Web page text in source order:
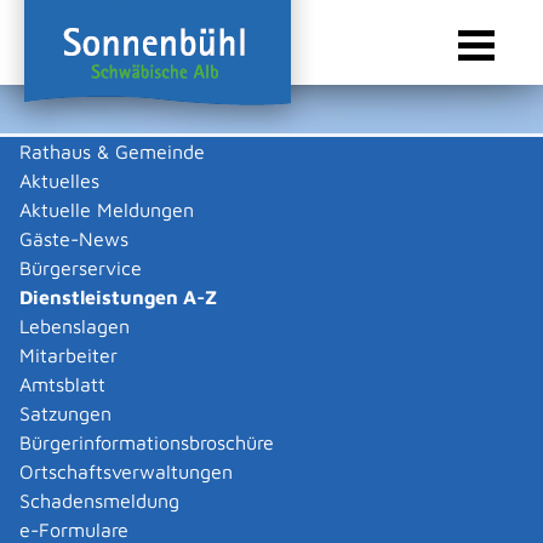
Rathaus & Gemeinde
Aktuelles
Aktuelle Meldungen
Gäste-News
Bürgerservice
Dienstleistungen A-Z
Lebenslagen
Mitarbeiter
Amtsblatt
Satzungen
Bürgerinformationsbroschüre
Ortschaftsverwaltungen
Schadensmeldung
e-Formulare
Sie sind hier:
Dienstleistungen A-Z
Dienstleistungen A-Z
Leistungen
A B C D
Abbrennen von
pyrotechnischen
Gegenständen als Erlaubnis-
oder
Befähigungsscheininhaber